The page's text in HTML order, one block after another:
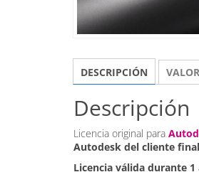
DESCRIPCIÓN
Descripción
Licencia original para
Autodesk del cliente final
Licencia válida durante